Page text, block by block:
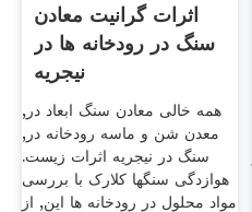
اثرات گرانیت معادن
سنگ در رودخانه ها در
نیجریه
همه خالی معادن سنگ ابعاد در,
معدن شن و ماسه رودخانه در,
سنگ در نیجریه اثرات زیست.
هوازدگی سنگها کلارک با بررسی
مواد محلول در رودخانه ها این, از